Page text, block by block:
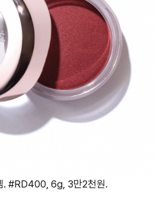
. #RD400, 6g, 3만2천원.